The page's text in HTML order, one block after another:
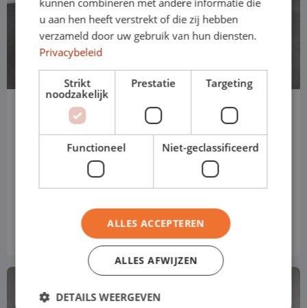
Peugeot Partner
Handgeschakeld
vanaf € 584
kunnen combineren met andere informatie die
u aan hen heeft verstrekt of die zij hebben
verzameld door uw gebruik van hun diensten.
Privacybeleid
Strikt
noodzakelijk
Prestatie Targeting
Functioneel Niet-geclassificeerd
ALLES ACCEPTEREN
ALLES AFWIJZEN
DETAILS WEERGEVEN